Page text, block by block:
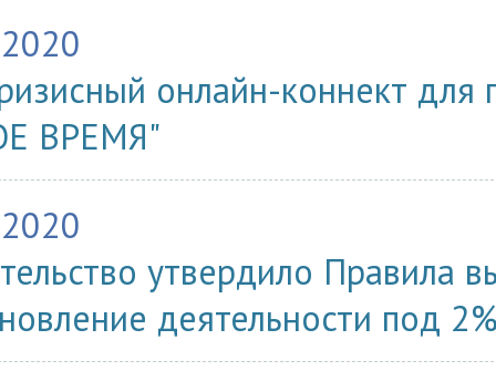
онлайн-коннект для
ВРЕМЯ"
утвердило Правила
деятельности под